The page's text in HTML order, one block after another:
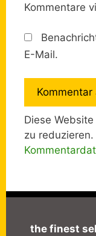
Kommentare
E-Mail.
Diese
zu reduzieren.
the finest